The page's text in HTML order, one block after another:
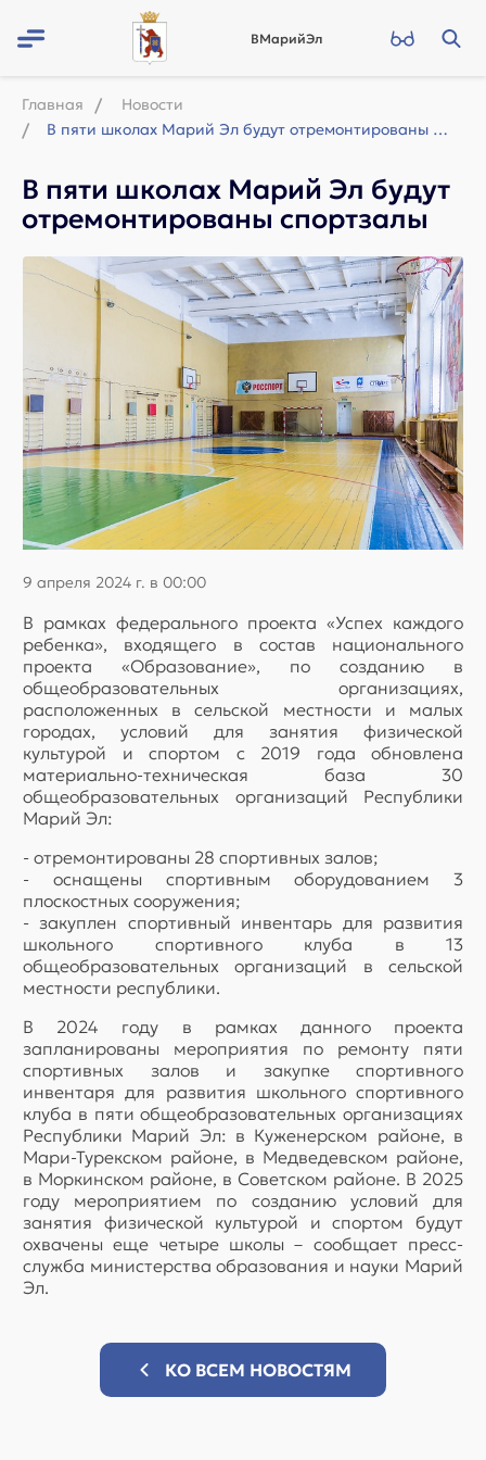
ВМарийЭл
Главная
Новости
В пяти школах Марий Эл будут отремонтированы спортзалы
В пяти школах Марий Эл будут
отремонтированы спортзалы
9 апреля 2024 г. в 00:00
В рамках федерального проекта «Успех каждого
ребенка», входящего в состав национального
проекта «Образование», по созданию в
общеобразовательных организациях,
расположенных в сельской местности и малых
городах, условий для занятия физической
культурой и спортом с 2019 года обновлена
материально-техническая база 30
общеобразовательных организаций Республики
Марий Эл:
- отремонтированы 28 спортивных залов;
- оснащены спортивным оборудованием 3
плоскостных сооружения;
- закуплен спортивный инвентарь для развития
школьного спортивного клуба в 13
общеобразовательных организаций в сельской
местности республики.
В 2024 году в рамках данного проекта
запланированы мероприятия по ремонту пяти
спортивных залов и закупке спортивного
инвентаря для развития школьного спортивного
клуба в пяти общеобразовательных организациях
Республики Марий Эл: в Куженерском районе, в
Мари-Турекском районе, в Медведевском районе,
в Моркинском районе, в Советском районе. В 2025
году мероприятием по созданию условий для
занятия физической культурой и спортом будут
охвачены еще четыре школы – сообщает пресс-
служба министерства образования и науки Марий
Эл.
КО ВСЕМ НОВОСТЯМ